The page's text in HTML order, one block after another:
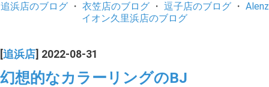
ショップ
お客さまの声
追浜店のブログ・ 衣笠店のブログ・ 逗子店のブログ・ Alenz
イオン久里浜店のブログ
追浜店 ] 2022-08-31
幻想的なカラーリングのBJ